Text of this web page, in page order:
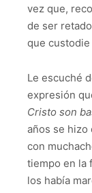
vez que,
de ser
que custodie
Le escuché
expresión
Cristo son
años se hizo
con
tiempo en la
los había